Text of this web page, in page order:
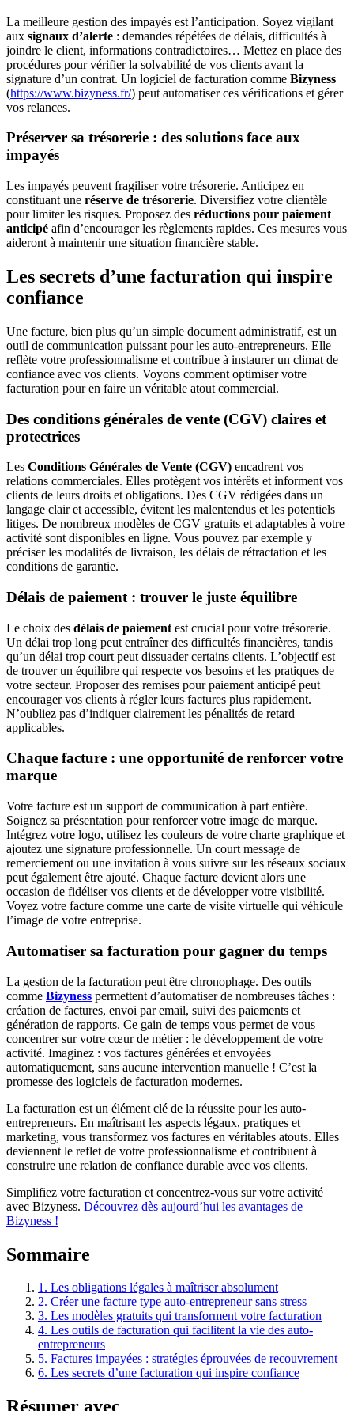
La meilleure gestion des impayés est l’anticipation. Soyez vigilant
aux signaux d’alerte : demandes répétées de délais, difficultés à
joindre le client, informations contradictoires… Mettez en place des
procédures pour vérifier la solvabilité de vos clients avant la
signature d’un contrat. Un logiciel de facturation comme Bizyness
(https://www.bizyness.fr/) peut automatiser ces vérifications et gérer
vos relances.
Préserver sa trésorerie : des solutions face aux
impayés
Les impayés peuvent fragiliser votre trésorerie. Anticipez en
constituant une réserve de trésorerie. Diversifiez votre clientèle
pour limiter les risques. Proposez des réductions pour paiement
anticipé afin d’encourager les règlements rapides. Ces mesures vous
aideront à maintenir une situation financière stable.
Les secrets d’une facturation qui inspire
confiance
Une facture, bien plus qu’un simple document administratif, est un
outil de communication puissant pour les auto-entrepreneurs. Elle
reflète votre professionnalisme et contribue à instaurer un climat de
confiance avec vos clients. Voyons comment optimiser votre
facturation pour en faire un véritable atout commercial.
Des conditions générales de vente (CGV) claires et
protectrices
Les Conditions Générales de Vente (CGV) encadrent vos
relations commerciales. Elles protègent vos intérêts et informent vos
clients de leurs droits et obligations. Des CGV rédigées dans un
langage clair et accessible, évitent les malentendus et les potentiels
litiges. De nombreux modèles de CGV gratuits et adaptables à votre
activité sont disponibles en ligne. Vous pouvez par exemple y
préciser les modalités de livraison, les délais de rétractation et les
conditions de garantie.
Délais de paiement : trouver le juste équilibre
Le choix des délais de paiement est crucial pour votre trésorerie.
Un délai trop long peut entraîner des difficultés financières, tandis
qu’un délai trop court peut dissuader certains clients. L’objectif est
de trouver un équilibre qui respecte vos besoins et les pratiques de
votre secteur. Proposer des remises pour paiement anticipé peut
encourager vos clients à régler leurs factures plus rapidement.
N’oubliez pas d’indiquer clairement les pénalités de retard
applicables.
Chaque facture : une opportunité de renforcer votre
marque
Votre facture est un support de communication à part entière.
Soignez sa présentation pour renforcer votre image de marque.
Intégrez votre logo, utilisez les couleurs de votre charte graphique et
ajoutez une signature professionnelle. Un court message de
remerciement ou une invitation à vous suivre sur les réseaux sociaux
peut également être ajouté. Chaque facture devient alors une
occasion de fidéliser vos clients et de développer votre visibilité.
Voyez votre facture comme une carte de visite virtuelle qui véhicule
l’image de votre entreprise.
Automatiser sa facturation pour gagner du temps
La gestion de la facturation peut être chronophage. Des outils
comme Bizyness permettent d’automatiser de nombreuses tâches :
création de factures, envoi par email, suivi des paiements et
génération de rapports. Ce gain de temps vous permet de vous
concentrer sur votre cœur de métier : le développement de votre
activité. Imaginez : vos factures générées et envoyées
automatiquement, sans aucune intervention manuelle ! C’est la
promesse des logiciels de facturation modernes.
La facturation est un élément clé de la réussite pour les auto-
entrepreneurs. En maîtrisant les aspects légaux, pratiques et
marketing, vous transformez vos factures en véritables atouts. Elles
deviennent le reflet de votre professionnalisme et contribuent à
construire une relation de confiance durable avec vos clients.
Simplifiez votre facturation et concentrez-vous sur votre activité
avec Bizyness. Découvrez dès aujourd’hui les avantages de
Bizyness !
Sommaire
1. Les obligations légales à maîtriser absolument
2. Créer une facture type auto-entrepreneur sans stress
3. Les modèles gratuits qui transforment votre facturation
4. Les outils de facturation qui facilitent la vie des auto-
entrepreneurs
5. Factures impayées : stratégies éprouvées de recouvrement
6. Les secrets d’une facturation qui inspire confiance
Résumer avec